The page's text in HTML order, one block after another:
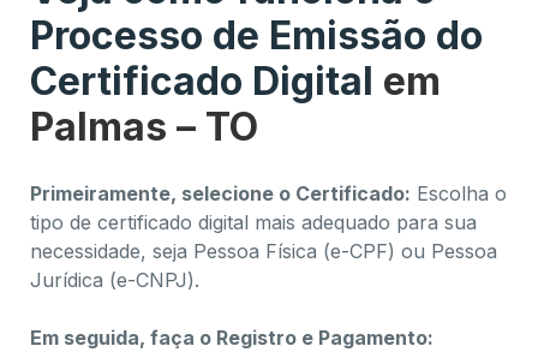
Processo de Emissão do
Certificado Digital em
Palmas – TO
Primeiramente, selecione o Certificado: Escolha o
tipo de certificado digital mais adequado para sua
necessidade, seja Pessoa Física (e-CPF) ou Pessoa
Jurídica (e-CNPJ).
Em seguida, faça o Registro e Pagamento: